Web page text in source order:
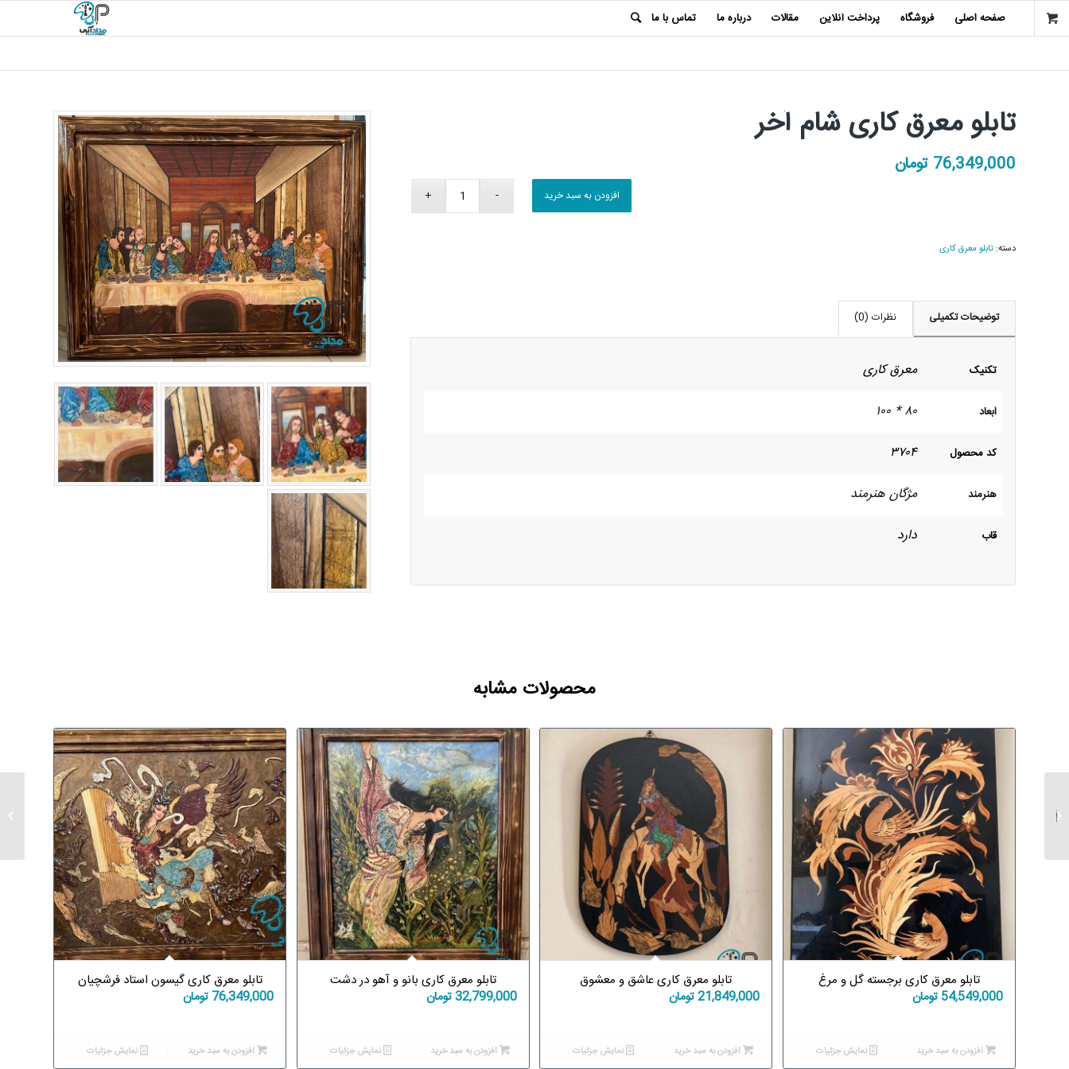
صفحه اصلی فروشگاه پرداخت آنلاین مقالات درباره ما تماس با ما
تابلو معرق کاری شام آخر
76,349,000 تومان
افزودن به سبد خرید
دسته: تابلو معرق کاری
توضیحات تکمیلی نظرات (0)
تکنیک معرق کاری
ابعاد ۸۰ * ‍۱۰۰
کد محصول ۳۷۰۴
هنرمند مژگان هنرمند
قاب دارد
محصولات مشابه
تابلو معرق کاری برجسته گل و مرغ
54,549,000 تومان
افزودن به سبد خرید نمایش جزئیات
تابلو معرق کاری عاشق و معشوق
21,849,000تومان
افزودن به سبد خرید نمایش جزئیات
تابلو معرق کاری بانو و آهو در دشت
32,799,000تومان
افزودن به سبد خرید نمایش جزئیات
تابلو معرق کاری گیسون استاد فرشچیان
76,349,000 تومان
افزودن به سبد خرید نمایش جزئیات
تابلو معرق کاری گیسون
استاد فرشچیان